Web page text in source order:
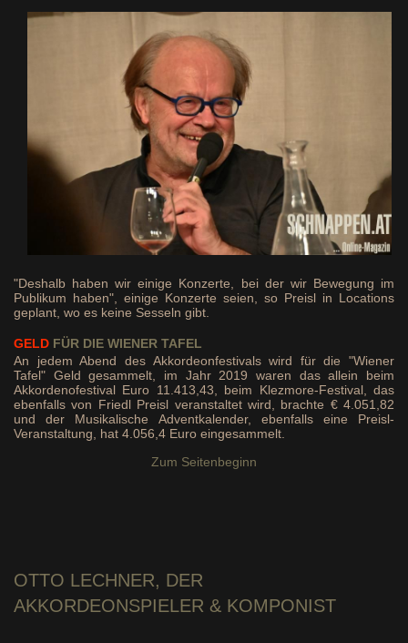
"Deshalb haben wir einige Konzerte, bei der wir Bewegung im
Publikum haben", einige Konzerte seien, so Preisl in Locations
geplant, wo es keine Sesseln gibt.
GELD FÜR DIE WIENER TAFEL
An jedem Abend des Akkordeonfestivals wird für die "Wiener
Tafel" Geld gesammelt, im Jahr 2019 waren das allein beim
Akkordenofestival Euro 11.413,43, beim Klezmore-Festival, das
ebenfalls von Friedl Preisl veranstaltet wird, brachte € 4.051,82
und der Musikalische Adventkalender, ebenfalls eine Preisl-
Veranstaltung, hat 4.056,4 Euro eingesammelt.
Zum Seitenbeginn
OTTO LECHNER, DER
AKKORDEONSPIELER & KOMPONIST